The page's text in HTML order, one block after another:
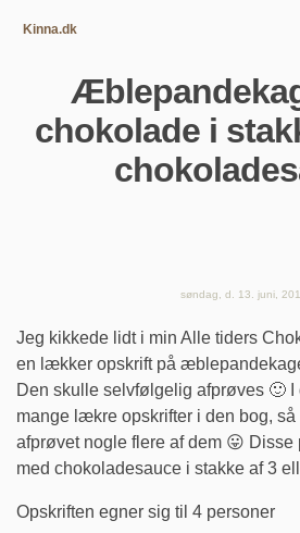
Kinna.dk
chokolade i
søndag, d. 13. juni,
Jeg kikkede lidt i min Alle tiders
en lækker opskrift på
Den skulle selvfølgelig afprøves 🙂 I
mange lækre opskrifter i den bog, så
afprøvet nogle flere af dem 😛 Disse
med chokoladesauce i stakke af 3
Opskriften egner sig til 4 personer